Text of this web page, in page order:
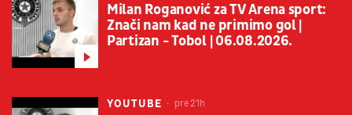
Milan Roganović za TV Arena sport:
Znači nam kad ne primimo gol |
Partizan - Tobol | 06.08.2026.
YOUTUBE pre 21h